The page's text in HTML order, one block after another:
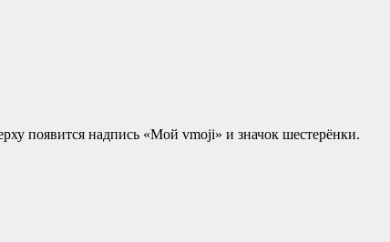
появится надпись «Мой vmoji» и значок шестерёнки.